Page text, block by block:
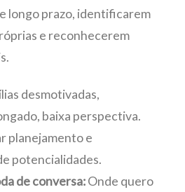
longo prazo, identificarem
e reconhecerem
desmotivadas,
baixa perspectiva.
planejamento e
potencialidades.
de conversa:Onde quero